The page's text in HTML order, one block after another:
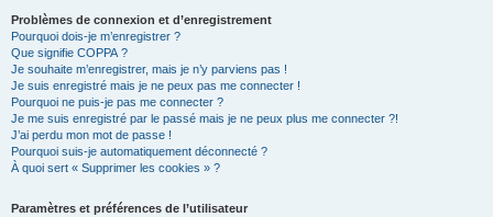
Problèmes de connexion et d’enregistrement
Pourquoi dois-je m’enregistrer ?
Que signifie COPPA ?
Je souhaite m’enregistrer, mais je n’y parviens pas !
Je suis enregistré mais je ne peux pas me connecter !
Pourquoi ne puis-je pas me connecter ?
Je me suis enregistré par le passé mais je ne peux plus me connecter ?!
J’ai perdu mon mot de passe !
Pourquoi suis-je automatiquement déconnecté ?
À quoi sert « Supprimer les cookies » ?
Paramètres et préférences de l’utilisateur